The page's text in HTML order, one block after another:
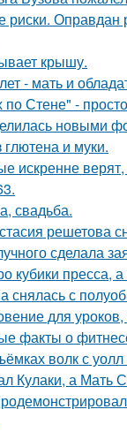
риски. Оправдан
крышу.
- мать и
Стене" -
новыми
и муки.
искренне верят,
свадьба.
решетова
сделала
кубики пресса,
снялась с
для
факты о
волк с
Кулаки, а Мать